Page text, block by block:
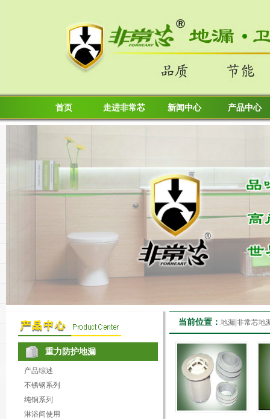
首页 走进非常芯 新闻中心 产品中心
重力防护地漏
产品综述
不锈钢系列
纯铜系列
淋浴间使用
当前位置： 地漏|非常芯地